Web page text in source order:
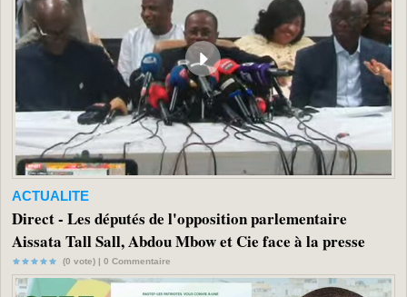
ACTUALITE
Direct - Les députés de l'opposition parlementaire
Aissata Tall Sall, Abdou Mbow et Cie face à la presse
(0 vote) | 0 Commentaire